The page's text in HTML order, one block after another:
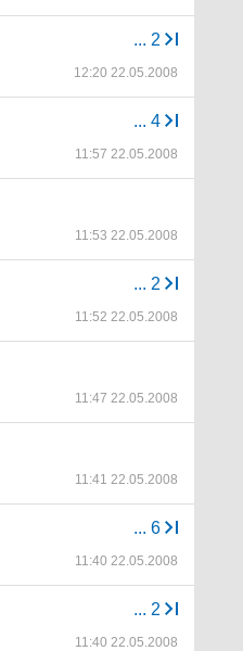
... 2
12:20 22.05.2008
... 4
11:57 22.05.2008
11:53 22.05.2008
... 2
11:52 22.05.2008
11:47 22.05.2008
11:41 22.05.2008
... 6
11:40 22.05.2008
... 2
11:40 22.05.2008